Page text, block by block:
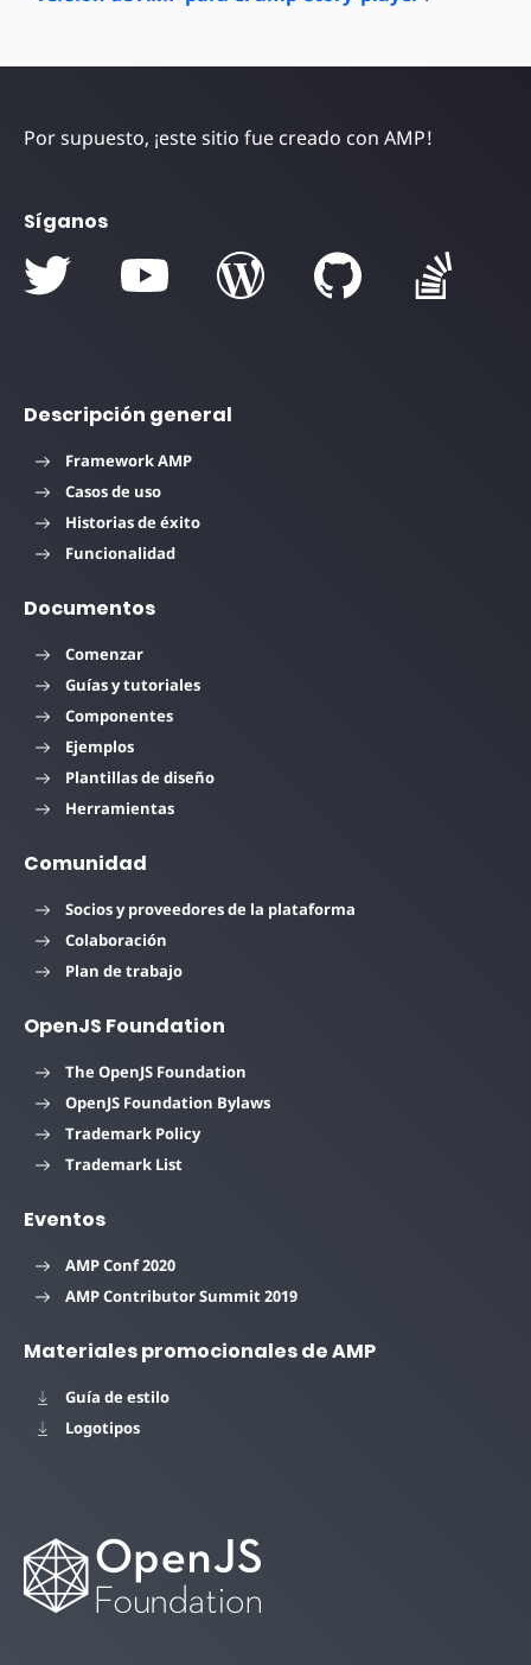
Por supuesto, ¡este sitio fue creado con AMP!
Síganos
Descripción general
Framework AMP
Casos de uso
Historias de éxito
Funcionalidad
Documentos
Comenzar
Guías y tutoriales
Componentes
Ejemplos
Plantillas de diseño
Herramientas
Comunidad
Socios y proveedores de la plataforma
Colaboración
Plan de trabajo
OpenJS Foundation
The OpenJS Foundation
OpenJS Foundation Bylaws
Trademark Policy
Trademark List
Eventos
AMP Conf 2020
AMP Contributor Summit 2019
Materiales promocionales de AMP
Guía de estilo
Logotipos